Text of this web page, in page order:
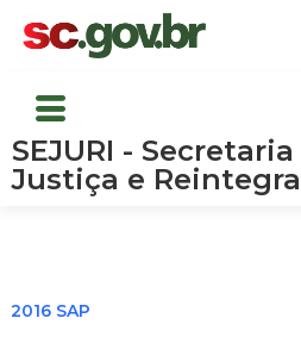
SEJURI -
Justiça e
2016 SAP